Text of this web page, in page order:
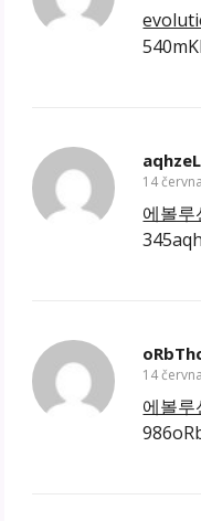
aqhzeL
14
에볼루
14
에볼루